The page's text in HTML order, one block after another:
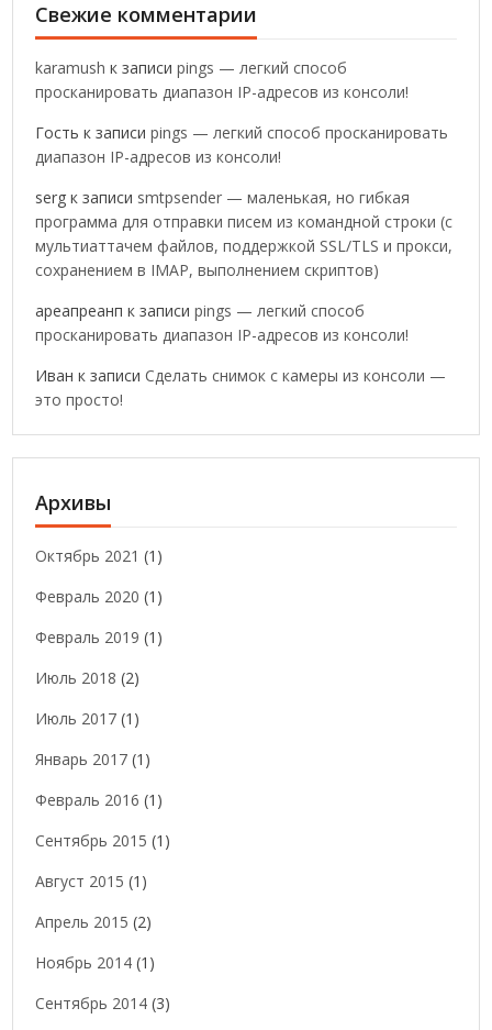
Свежие комментарии
karamush к записиpings — легкий способ
просканировать диапазон IP-адресов из консоли!
Гость к записиpings — легкий способ просканировать
диапазон IP-адресов из консоли!
serg к записи smtpsender — маленькая, но гибкая
программа для отправки писем из командной строки (с
мультиаттачем файлов, поддержкой SSL/TLS и прокси,
сохранением в IMAP, выполнением скриптов)
ареапреанп к записиpings — легкий способ
просканировать диапазон IP-адресов из консоли!
Иван к записиСделать снимок с камеры из консоли —
это просто!
Архивы
Октябрь 2021 (1)
Февраль 2020 (1)
Февраль 2019 (1)
Июль 2018 (2)
Июль 2017 (1)
Январь 2017 (1)
Февраль 2016 (1)
Сентябрь 2015 (1)
Август 2015 (1)
Апрель 2015 (2)
Ноябрь 2014 (1)
Сентябрь 2014 (3)